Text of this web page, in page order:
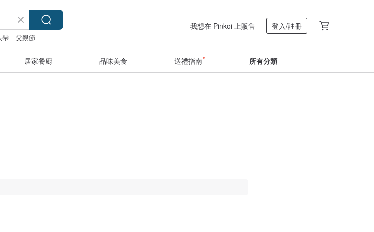
帶 父親節
我想在 Pinkoi 上販售 登入/註冊
居家餐廚 品味美食 送禮指南 所有分類